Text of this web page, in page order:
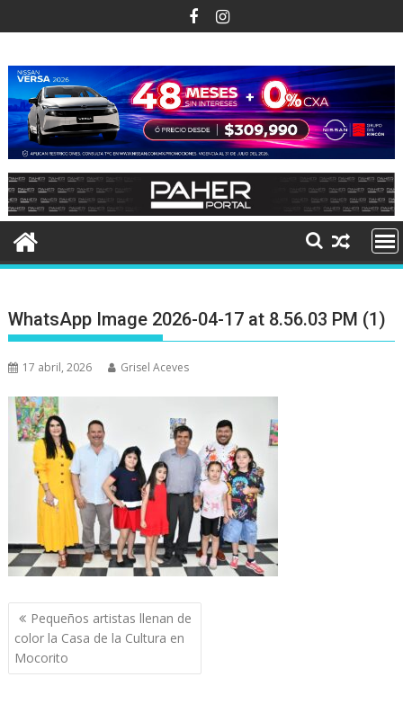
al
WhatsApp Image 2026-04-17 at 8.56.03 PM (1)
17 abril, 2026 Grisel Aceves
Navegación
de
entradas
Pequeños artistas llenan de
color la Casa de la Cultura en
Mocorito